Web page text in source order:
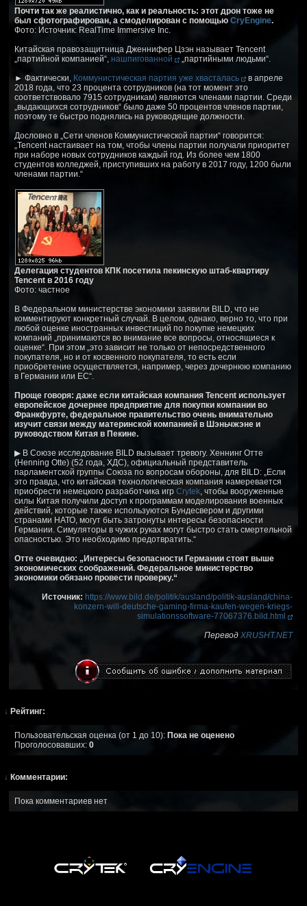
Почти так же реалистично, как и реальность: этот дрон тоже не
был сфотографирован, а смоделирован с помощью CryEngine.
Фото: Источник: RealTime Immersive Inc.
Китайская правозащитница Дженнифер Цзэн называет Tencent
„партийной компанией“, нашпигованной
„партийными людьми“.
► Фактически, Коммунистическая партия уже хвасталась
в апреле
2018 года, что 23 процента сотрудников (на тот момент это
соответствовало 7915 сотрудникам) являются членами партии. Среди
„выдающихся сотрудников“ было даже 50 процентов членов партии,
поэтому те быстро поднялись на руководящие должности.
Дословно в „Сети членов Коммунистической партии“ говорится:
„Tencent настаивает на том, чтобы члены партии получали приоритет
при наборе новых сотрудников каждый год. Из более чем 1800
студентов колледжей, приступивших на работу в 2017 году, 1200 были
членами партии.“
Делегация студентов КПК посетила пекинскую штаб-квартиру
Tencent в 2016 году
Фото: частное
В Федеральном министерстве экономики заявили BILD, что не
комментируют конкретный случай. В целом, однако, верно то, что при
любой оценке иностранных инвестиций по покупке немецких
компаний „принимаются во внимание все вопросы, относящиеся к
оценке“. При этом „это зависит не только от непосредственного
покупателя, но и от косвенного покупателя, то есть если
приобретение осуществляется, например, через дочернюю компанию
в Германии или ЕС“.
Проще говоря: даже если китайская компания Tencent использует
европейское дочернее предприятие для покупки компании во
Франкфурте, федеральное правительство очень внимательно
изучит связи между материнской компанией в Шэньчжэне и
руководством Китая в Пекине.
▶ В Союзе исследование BILD вызывает тревогу. Хеннинг Отте
(Henning Otte) (52 года, ХДС), официальный представитель
парламентской группы Союза по вопросам обороны, для BILD: „Если
это правда, что китайская технологическая компания намеревается
приобрести немецкого разработчика игр Crytek, чтобы вооруженные
силы Китая получили доступ к программам моделирования военных
действий, которые также используются Бундесвером и другими
странами НАТО, могут быть затронуты интересы безопасности
Германии. Симуляторы в чужих руках могут быстро стать смертельной
опасностью. Это необходимо предотвратить.“
Отте очевидно: „Интересы безопасности Германии стоят выше
экономических соображений. Федеральное министерство
экономики обязано провести проверку.“
Источник: https://www.bild.de/politik/ausland/politik-ausland/china-
konzern-will-deutsche-gaming-firma-kaufen-wegen-kriegs-
simulationssoftware-77067376.bild.html
Перевод XRUSHT.NET
↓ Рейтинг:
Пользовательская оценка (от 1 до 10): Пока не оценено
Проголосовавших: 0
↓ Комментарии:
Пока комментариев нет